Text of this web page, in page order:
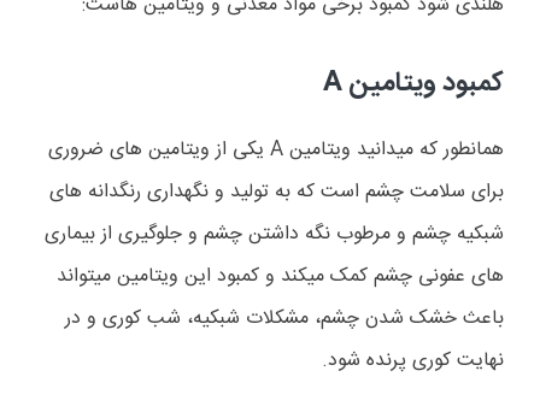
کمبود ویتامینA
همانطور که میدانید ویتامینA یکی از ویتامین های ضروری
برای سلامت چشم است که به تولید و نگهداری رنگدانه های
شبکیه چشم و مرطوب نگه داشتن چشم و جلوگیری از بیماری
های عفونی چشم کمک میکند و کمبود این ویتامین میتواند
باعث خشک شدن چشم، مشکلات شبکیه، شب کوری و در
نهایت کوری پرنده شود.